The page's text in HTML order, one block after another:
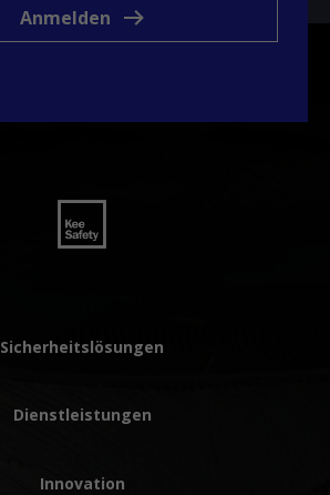
Anmelden
Sicherheitslösungen
Dienstleistungen
Innovation